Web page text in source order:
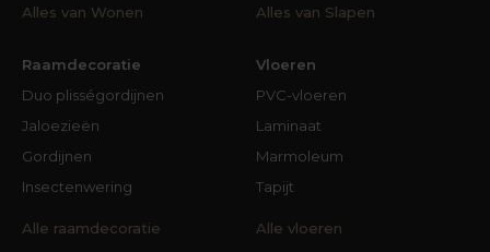
Alles van Wonen Alles van Slapen
Raamdecoratie
Duo plisségordijnen
Jaloezieën
Gordijnen
Insectenwering
Alle raamdecoratie
Vloeren
PVC-vloeren
Laminaat
Marmoleum
Tapijt
Alle vloeren